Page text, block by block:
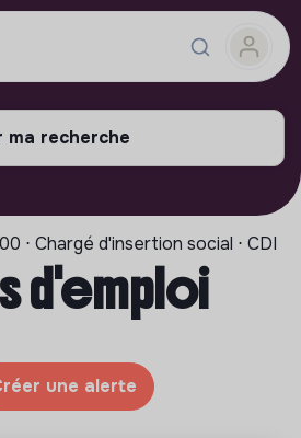
ma recherche
⋅ Chargé d'insertion social ⋅ CDI
d'emploi
une alerte